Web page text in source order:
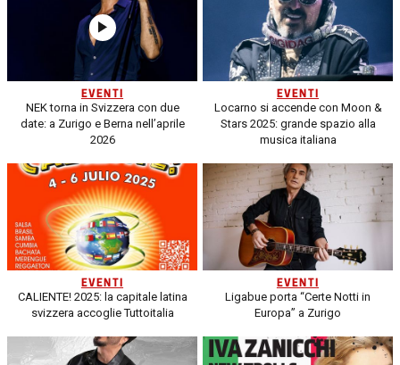
EVENTI
NEK torna in Svizzera con due
date: a Zurigo e Berna nell’aprile
2026
EVENTI
Locarno si accende con Moon &
Stars 2025: grande spazio alla
musica italiana
EVENTI
CALIENTE! 2025: la capitale latina
svizzera accoglie Tuttoitalia
EVENTI
Ligabue porta “Certe Notti in
Europa” a Zurigo